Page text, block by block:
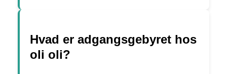
Hvad er adgangsgebyret hos
oli oli?